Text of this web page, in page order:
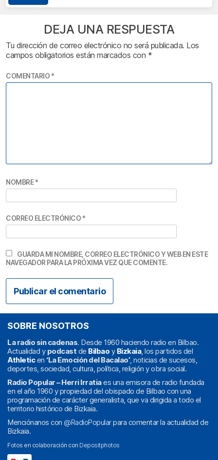
DEJA UNA RESPUESTA
Tu dirección de correo electrónico no será publicada. Los
campos obligatorios están marcados con *
COMENTARIO *
NOMBRE*
CORREO ELECTRÓNICO *
GUARDA MI NOMBRE, CORREO ELECTRÓNICO Y WEB EN ESTE
NAVEGADOR PARA LA PRÓXIMA VEZ QUE COMENTE.
SOBRE NOSOTROS
La radio sin cadenas. Desde 1960 haciendo radio en Bilbao.
Actualidad y podcast de Bilbao y Bizkaia, los partidos del
Athleticen ‘La Emoción del Bacalao’, noticias de sucesos,
deportes, sociedad, cultura, política, religión y obra social.
Radio Popular – Herri Irratiaes una emisora de radio fundada
en el año 1960 y propiedad del obispado de Bilbao con una
programación de carácter generalista, que va dirigida a todo el
territorio histórico de Bizkaia.
Menciónanos con @RadioPopularpara comentar la actualidad de
Bizkaia.
Fotos en colaboración con Depositphotos